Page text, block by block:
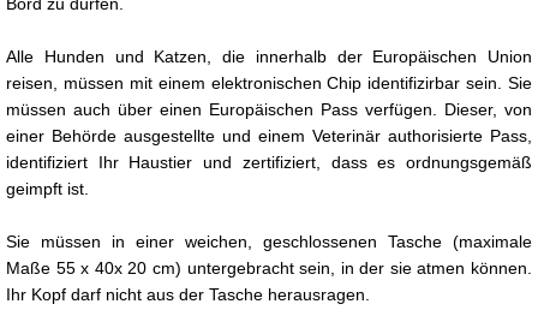
Alle Hunden und Katzen, die innerhalb der Europäischen Union
reisen, müssen mit einem elektronischen Chip identifizirbar sein. Sie
müssen auch über einen Europäischen Pass verfügen. Dieser, von
einer Behörde ausgestellte und einem Veterinär authorisierte Pass,
identifiziert Ihr Haustier und zertifiziert, dass es ordnungsgemäß
geimpft ist.
Sie müssen in einer weichen, geschlossenen Tasche (maximale
Maße 55 x 40x 20 cm) untergebracht sein, in der sie atmen können.
Ihr Kopf darf nicht aus der Tasche herausragen.